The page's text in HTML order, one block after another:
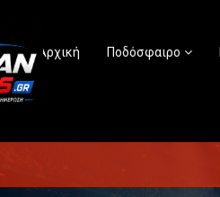
Αρχική Ποδόσφαιρο